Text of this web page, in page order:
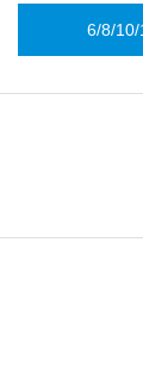
6/8/10/12kw家